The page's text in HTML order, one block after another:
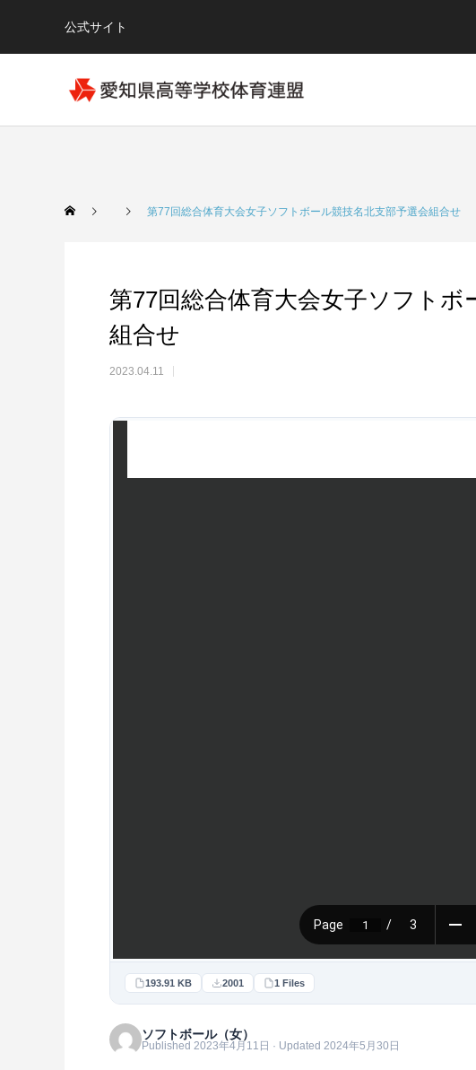
公式サイト
第77回総合体育大会女子ソフトボール競技名北支部予選会組合せ
第77回総合体育大会女子ソフトボ
組合せ
2023.04.11
193.91 KB 2001 1 Files
ソフトボール（女）
Published 2023年4月11日 · Updated 2024年5月30日